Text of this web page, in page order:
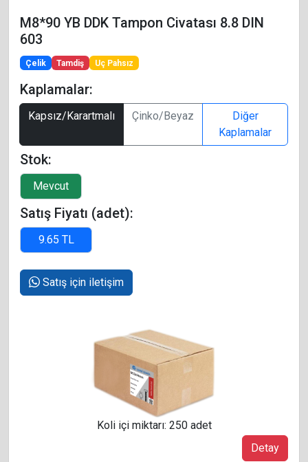
M8*90 YB DDK Tampon Civatası 8.8 DIN
603
Çelik Tamdiş Uç Pahsız
Kaplamalar:
Kapsız/Karartmalı Çinko/Beyaz
Diğer
Kaplamalar
Stok:
Satış Fiyatı (adet):
Satış için iletişim
Detay
Koli içi miktarı: 250 adet